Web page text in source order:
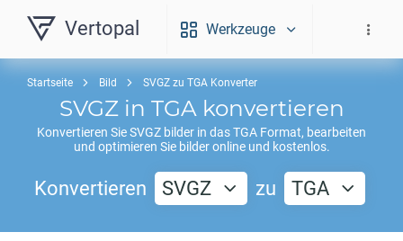
Vertopal Werkzeuge
Startseite Bild SVGZ zu TGA Konverter
SVGZin TGAkonvertieren
Konvertieren SieSVGZ bilder in dasTGA Format, bearbeiten
und optimieren Sie bilder online und kostenlos.
Konvertieren SVGZ zu TGA